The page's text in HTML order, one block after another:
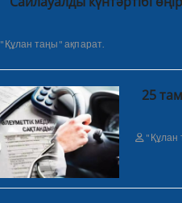
"Құлан таңы" ақпарат.
25
"Құлан